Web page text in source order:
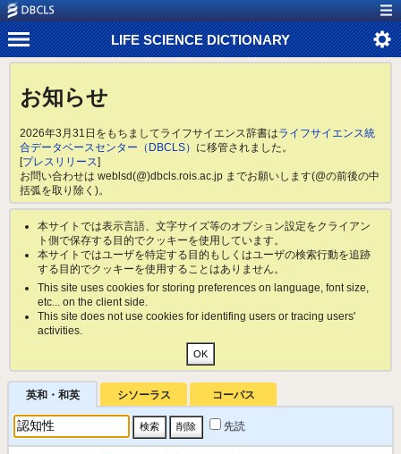
LIFE SCIENCE DICTIONARY
お知らせ
2026年3月31日をもちましてライフサイエンス辞書はライフサイエンス統
合データベースセンター（DBCLS） に移管されました。
[プレスリリース]
お問い合わせは weblsd(@)dbcls.rois.ac.jp までお願いします(@の前後の中
括弧を取り除く)。
本サイトでは表示言語、文字サイズ等のオプション設定をクライアン
ト側で保存する目的でクッキーを使用しています。
本サイトではユーザを特定する目的もしくはユーザの検索行動を追跡
する目的でクッキーを使用することはありません。
This site uses cookies for storing preferences on language, font size,
etc... on the client side.
This site does not use cookies for identifing users or tracing users'
activities.
英和・和英 シソーラス コーパス
先読